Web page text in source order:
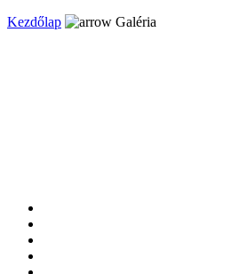
Kezdőlap Galéria